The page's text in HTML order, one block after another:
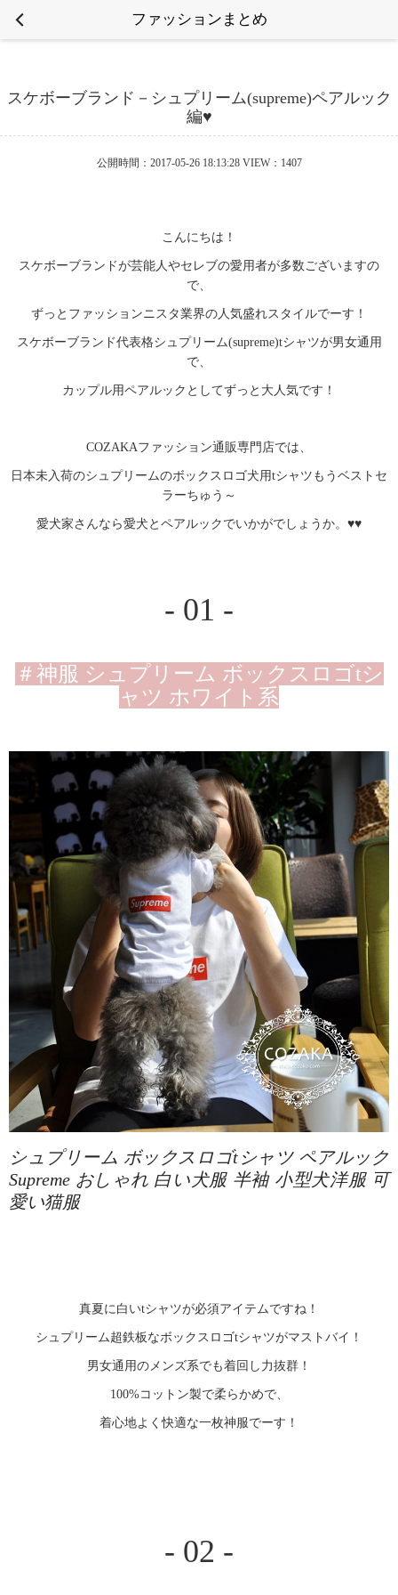
ファッションまとめ
スケボーブランド－シュプリーム(supreme)ペアルック
編♥
公開時間：2017-05-26 18:13:28 VIEW：1407
こんにちは！
スケボーブランドが芸能人やセレブの愛用者が多数ございますの
で、
ずっとファッションニスタ業界の人気盛れスタイルでーす！
スケボーブランド代表格シュプリーム(supreme)tシャツが男女通用
で、
カップル用ペアルックとしてずっと大人気です！
COZAKAファッション通販専門店では、
日本未入荷のシュプリームのボックスロゴ犬用tシャツもうベストセ
ラーちゅう～
愛犬家さんなら愛犬とペアルックでいかがでしょうか。♥♥
- 01 -
＃神服 シュプリーム ボックスロゴtシ
ャツ ホワイト系
シュプリーム ボックスロゴtシャツ ペアルック
Supreme おしゃれ 白い犬服 半袖 小型犬洋服 可
愛い猫服
真夏に白いtシャツが必須アイテムですね！
シュプリーム超鉄板なボックスロゴtシャツがマストバイ！
男女通用のメンズ系でも着回し力抜群！
100%コットン製で柔らかめで、
着心地よく快適な一枚神服でーす！
- 02 -